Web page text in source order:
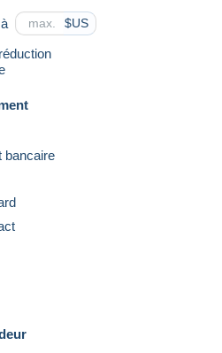
à $US
bancaire